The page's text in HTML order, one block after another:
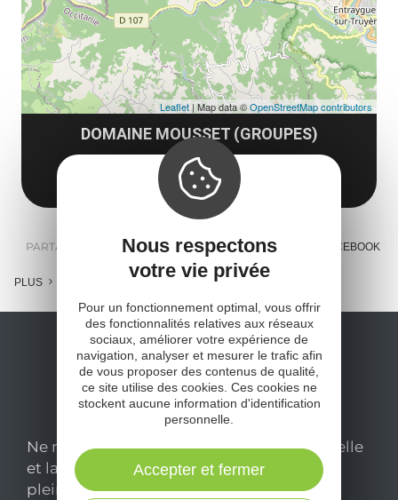
DOMAINE MOUSSET (GROUPES)
12140 Le Fel
Obtenir l'itinéraire
Leaflet| Map data ©OpenStreetMap contributors
PARTAGER : E-MAIL MESSENGER FACEBOOK
PLUS
Ne manquez pas notre newsletter mensuelle
et laissez-vous inspirer pour profiter
pleinement de votre séjour en Aveyron.
Nous respectons
votre vie privée
Pour un fonctionnement optimal, vous offrir
des fonctionnalités relatives aux réseaux
sociaux, améliorer votre expérience de
navigation, analyser et mesurer le trafic afin
de vous proposer des contenus de qualité,
ce site utilise des cookies. Ces cookies ne
stockent aucune information d'identification
personnelle.
Accepter et fermer